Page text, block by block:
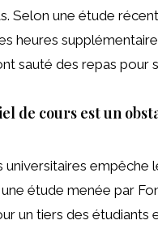
Selon une étude
heures
sauté des repas
de cours est un
empêche
étude menée par
un tiers des étudiants